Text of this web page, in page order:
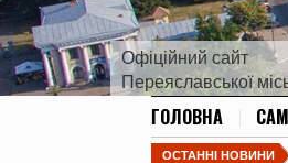
Офіційний сайт
Переяславської
ГОЛОВНА
ОСТАННІ НОВИНИ